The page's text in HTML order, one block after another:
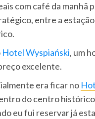
com café da manhã
entre a
Hotel Wyspiański, um
excelente.
era ficar no
do centro
eu fui reservar já